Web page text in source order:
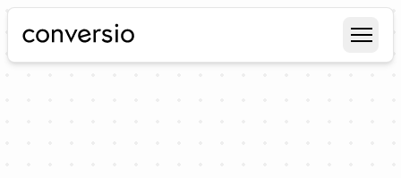
Conversio